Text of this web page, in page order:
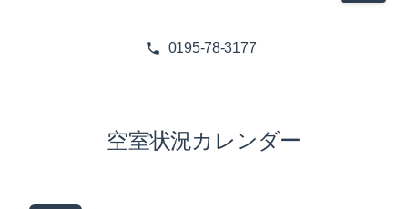
0195-78-3177
空室状況カレンダー